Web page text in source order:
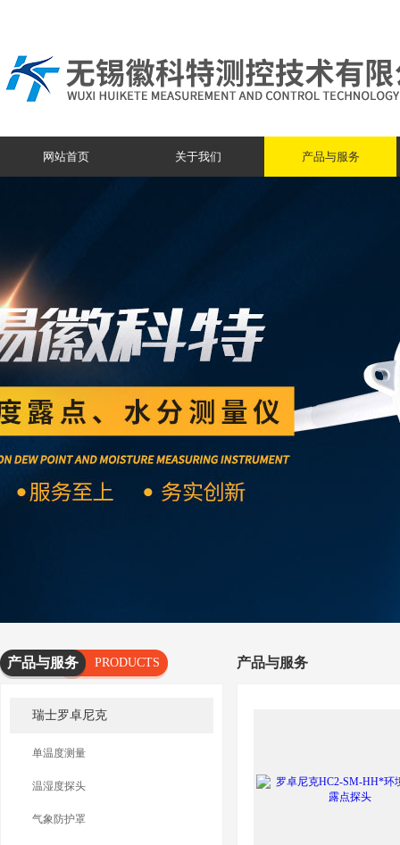
网站首页 关于我们 产品与服务
产品与服务
PRODUCTS
SERVICES
瑞士罗卓尼克
单温度测量
温湿度探头
气象防护罩
产品与服务